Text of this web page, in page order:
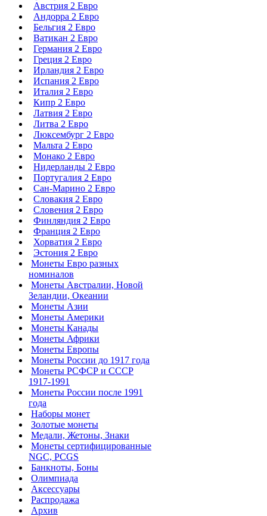
Австрия 2 Евро
Андорра 2 Евро
Бельгия 2 Евро
Ватикан 2 Евро
Германия 2 Евро
Греция 2 Евро
Ирландия 2 Евро
Испания 2 Евро
Италия 2 Евро
Кипр 2 Евро
Латвия 2 Евро
Литва 2 Евро
Люксембург 2 Евро
Мальта 2 Евро
Монако 2 Евро
Нидерланды 2 Евро
Португалия 2 Евро
Сан-Марино 2 Евро
Словакия 2 Евро
Словения 2 Евро
Финляндия 2 Евро
Франция 2 Евро
Хорватия 2 Евро
Эстония 2 Евро
Монеты Евро разных
номиналов
Монеты Австралии, Новой
Зеландии, Океании
Монеты Азии
Монеты Америки
Монеты Канады
Монеты Африки
Монеты Европы
Монеты России до 1917 года
Монеты РСФСР и СССР
1917-1991
Монеты России после 1991
года
Наборы монет
Золотые монеты
Медали, Жетоны, Знаки
Монеты сертифицированные
NGC, PCGS
Банкноты, Боны
Олимпиада
Аксессуары
Распродажа
Архив